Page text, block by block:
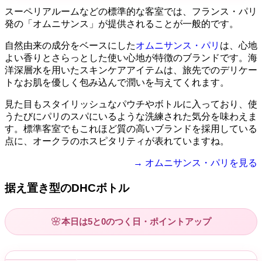
スーペリアルームなどの標準的な客室では、フランス・パリ
発の「オムニサンス」が提供されることが一般的です。
自然由来の成分をベースにしたオムニサンス・パリ は、心地
よい香りとさらっとした使い心地が特徴のブランドです。海
洋深層水を用いたスキンケアアイテムは、旅先でのデリケー
トなお肌を優しく包み込んで潤いを与えてくれます。
見た目もスタイリッシュなパウチやボトルに入っており、使
うたびにパリのスパにいるような洗練された気分を味わえま
す。標準客室でもこれほど質の高いブランドを採用している
点に、オークラのホスピタリティが表れていますね。
→ オムニサンス・パリを見る
据え置き型のDHCボトル
🌸本日は5と0のつく日・ポイントアップ